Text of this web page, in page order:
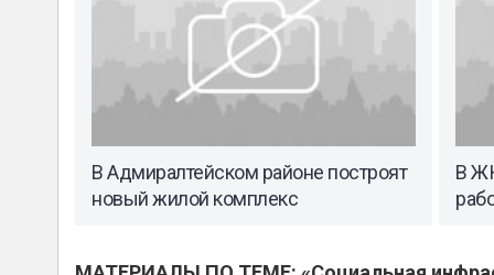
В Адмиралтейском районе построят
новый жилой комплекс
В